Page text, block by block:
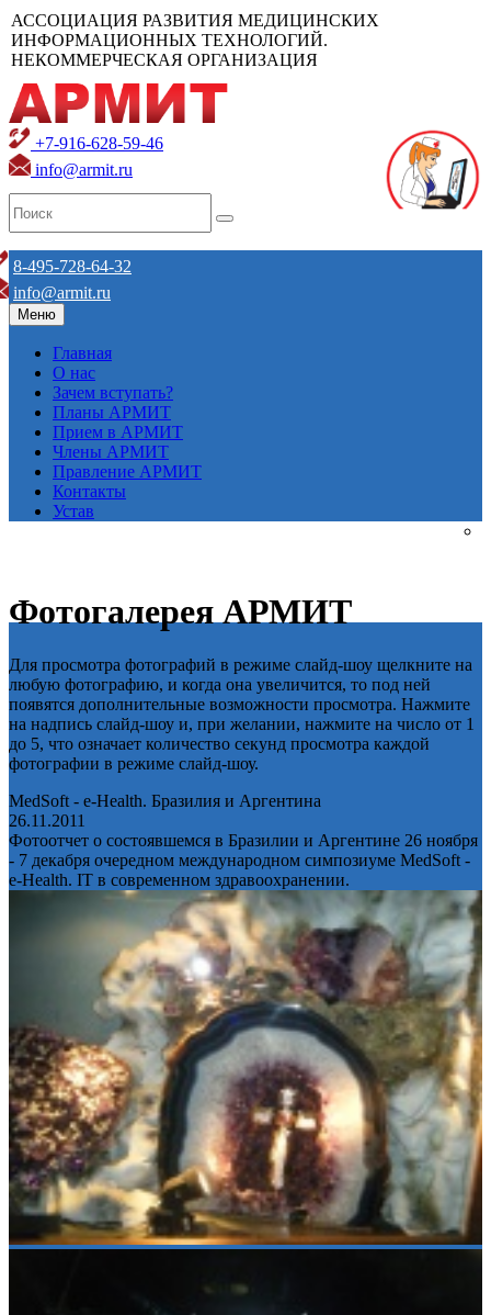
АССОЦИАЦИЯ РАЗВИТИЯ МЕДИЦИНСКИХ
ИНФОРМАЦИОННЫХ ТЕХНОЛОГИЙ.
НЕКОММЕРЧЕСКАЯ ОРГАНИЗАЦИЯ
+7-916-628-59-46
info@armit.ru
8-495-728-64-32
info@armit.ru
Меню
Главная
О нас
Зачем вступать?
Планы АРМИТ
Прием в АРМИТ
Члены АРМИТ
Правление АРМИТ
Контакты
Устав
Фотогалерея АРМИТ
Для просмотра фотографий в режиме слайд-шоу щелкните на
любую фотографию, и когда она увеличится, то под ней
появятся дополнительные возможности просмотра. Нажмите
на надпись слайд-шоу и, при желании, нажмите на число от 1
до 5, что означает количество секунд просмотра каждой
фотографии в режиме слайд-шоу.
MedSoft - e-Health. Бразилия и Аргентина
26.11.2011
Фотоотчет о состоявшемся в Бразилии и Аргентине 26 ноября
- 7 декабря очередном международном симпозиуме MedSoft -
e-Health. IT в современном здравоохранении.